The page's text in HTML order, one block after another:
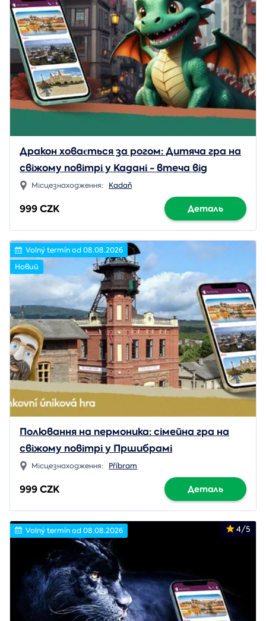
Дракон ховається за рогом: Дитяча гра на
свіжому повітрі у Кадані - втеча від
дракона
Місцезнаходження: Kadaň
999 CZK Деталь
Volný termín od 08.08.2026
Новий
Полювання на пермоника: сімейна гра на
свіжому повітрі у Пршибрамі
Місцезнаходження: Příbram
999 CZK Деталь
4/5
Volný termín od 08.08.2026